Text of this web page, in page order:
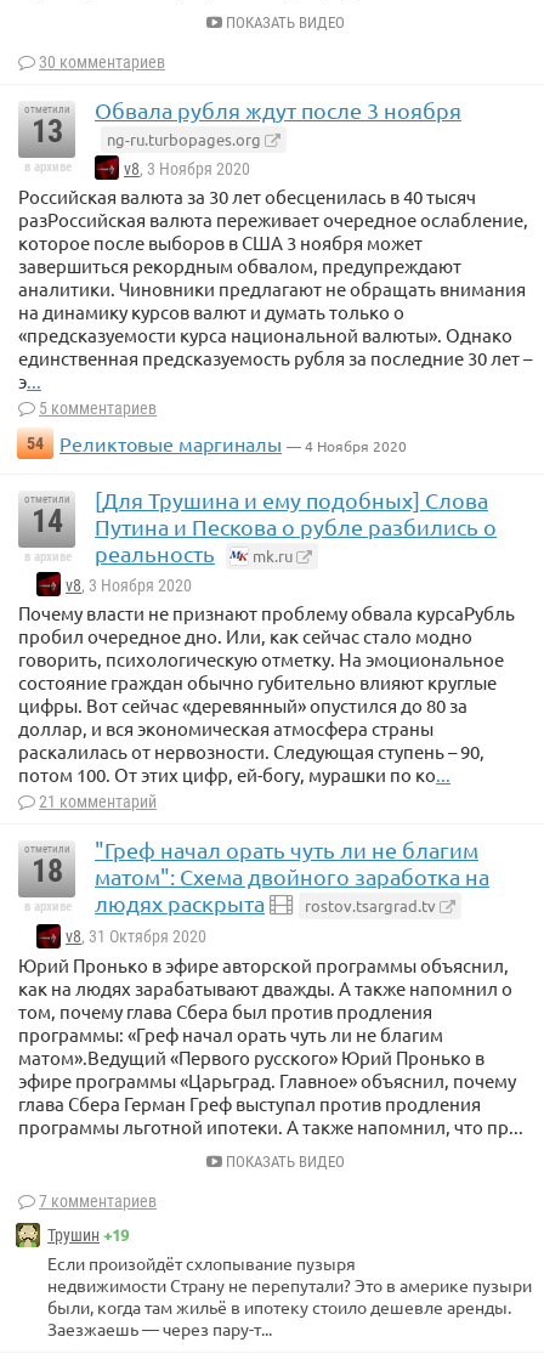
ПОКАЗАТЬ ВИДЕО
30 комментариев
отметили
13
в архиве
Обвала рубля ждут после 3 ноября
ng-ru.turbopages.org
v8, 3 Ноября 2020
Российская валюта за 30 лет обесценилась в 40 тысяч
разРоссийская валюта переживает очередное ослабление,
которое после выборов в США 3 ноября может
завершиться рекордным обвалом, предупреждают
аналитики. Чиновники предлагают не обращать внимания
на динамику курсов валют и думать только о
«предсказуемости курса национальной валюты». Однако
единственная предсказуемость рубля за последние 30 лет –
э...
5 комментариев
54
Реликтовые маргиналы — 4 Ноября 2020
отметили
14
в архиве
[Для Трушина и ему подобных] Слова
Путина и Пескова о рубле разбились о
реальность
mk.ru
v8, 3 Ноября 2020
Почему власти не признают проблему обвала курсаРубль
пробил очередное дно. Или, как сейчас стало модно
говорить, психологическую отметку. На эмоциональное
состояние граждан обычно губительно влияют круглые
цифры. Вот сейчас «деревянный» опустился до 80 за
доллар, и вся экономическая атмосфера страны
раскалилась от нервозности. Следующая ступень – 90,
потом 100. От этих цифр, ей-богу, мурашки по ко...
21 комментарий
отметили
18
в архиве
"Греф начал орать чуть ли не благим
матом": Схема двойного заработка на
людях раскрыта
rostov.tsargrad.tv
v8, 31 Октября 2020
Юрий Пронько в эфире авторской программы объяснил,
как на людях зарабатывают дважды. А также напомнил о
том, почему глава Сбера был против продления
программы: «Греф начал орать чуть ли не благим
матом».Ведущий «Первого русского» Юрий Пронько в
эфире программы «Царьград. Главное» объяснил, почему
глава Сбера Герман Греф выступал против продления
программы льготной ипотеки. А также напомнил, что пр...
ПОКАЗАТЬ ВИДЕО
7 комментариев
Трушин +19
Если произойдёт схлопывание пузыря
недвижимости Страну не перепутали? Это в америке пузыри
были, когда там жильё в ипотеку стоило дешевле аренды.
Заезжаешь — через пару-т...